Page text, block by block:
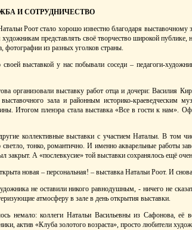
И СОТРУДНИЧЕСТВО
Роот стало хорошо известно благодаря
представлять своё творчество широкой
фотографии из разных уголков страны.
выставкой у нас побывали соседи – педагоги-
организовали выставку работ отца и дочери: Василия
зала и районным историко-краеведческим
Итогом пленэра стала выставка «Все в гости к нам».
коллективные выставки с участием Натальи. В том
тонко, романтично. И именно акварельные работы
закрыт. А «послевкусие» той выставки сохранялось ещё
новая – персональная! – выставка Натальи Роот. И
не оставили никого равнодушным, - ничего не
атмосферу в зале в день открытия выставки.
немало: коллеги Натальи Васильевны из Сафонова, её
актив «Клуба золотого возраста», просто любители